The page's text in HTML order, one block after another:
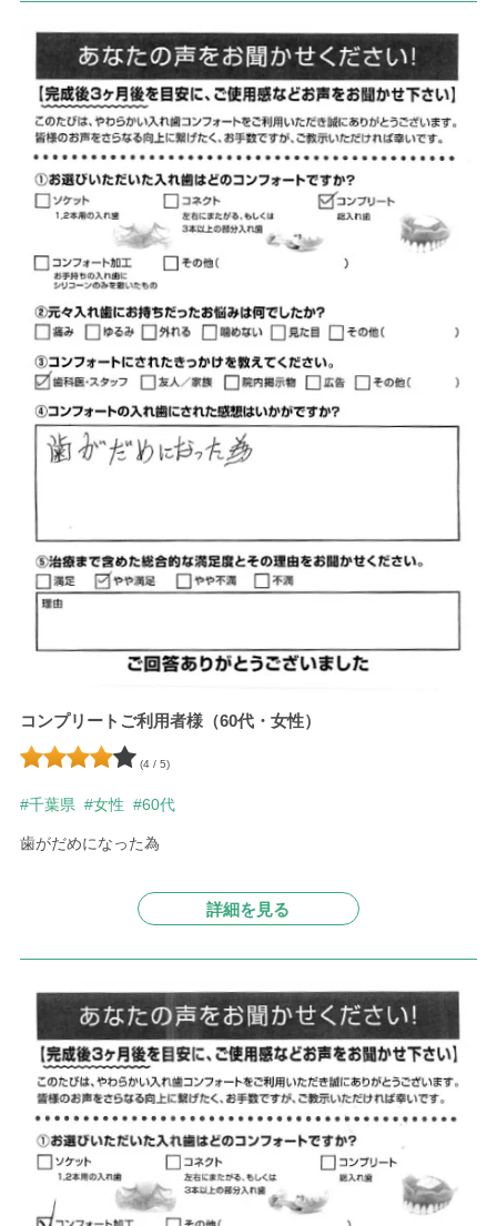
コンプリートご利用者様（60代・女性）
(4 / 5)
#千葉県 #女性 #60代
歯がだめになった為
詳細を見る